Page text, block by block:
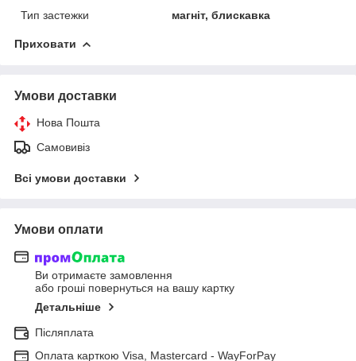
Тип застежки
магніт, блискавка
Приховати
Умови доставки
Нова Пошта
Самовивіз
Всі умови доставки
Умови оплати
Ви отримаєте замовлення
або гроші повернуться на вашу картку
Детальніше
Післяплата
Оплата карткою Visa, Mastercard - WayForPay